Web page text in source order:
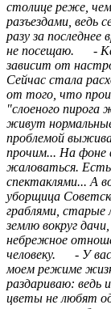
столице реже,
разъездами, ведь
разу за
не посещаю. -
зависит от
Сейчас стала
от того, что
"слоеного
живут
проблемой
прочим... На фоне
жаловаться.
спектаклями... А
уборщица
граблями,
землю вокруг
небрежное
человеку. - У
моем режиме
раздариваю: ведь
цветы не любят